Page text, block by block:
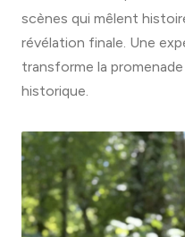
scènes qui mêlent
révélation finale. Une
transforme la
historique.